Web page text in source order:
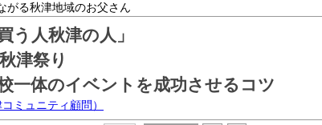
がる秋津地域のお父さん
う人秋津の人」
津祭り
一体のイベントを成功させるコツ
コミュニティ顧問）